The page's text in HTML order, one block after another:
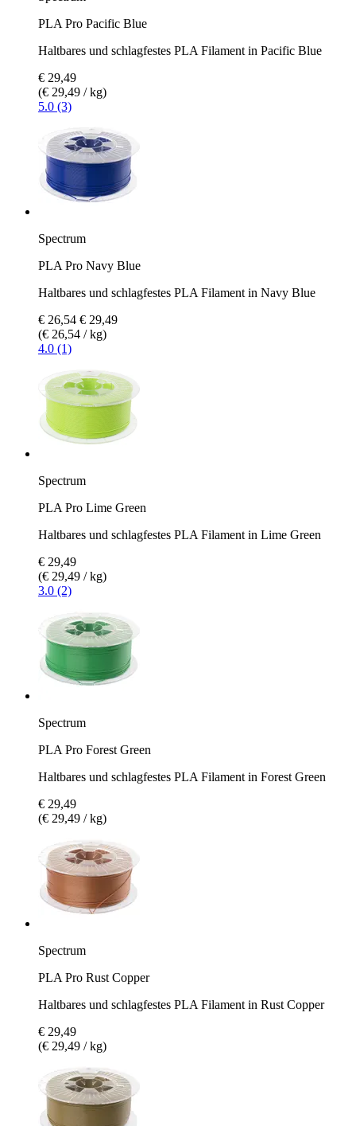
PLA Pro Pacific Blue
Haltbares und schlagfestes PLA Filament in Pacific Blue
€ 29,49
(€ 29,49 / kg)
5.0 (3)
Spectrum
PLA Pro Navy Blue
Haltbares und schlagfestes PLA Filament in Navy Blue
€ 26,54 € 29,49
(€ 26,54 / kg)
4.0 (1)
Spectrum
PLA Pro Lime Green
Haltbares und schlagfestes PLA Filament in Lime Green
€ 29,49
(€ 29,49 / kg)
3.0 (2)
Spectrum
PLA Pro Forest Green
Haltbares und schlagfestes PLA Filament in Forest Green
€ 29,49
(€ 29,49 / kg)
Spectrum
PLA Pro Rust Copper
Haltbares und schlagfestes PLA Filament in Rust Copper
€ 29,49
(€ 29,49 / kg)